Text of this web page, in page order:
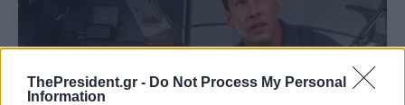
ThePresident.gr - Do Not Process My Personal
Information